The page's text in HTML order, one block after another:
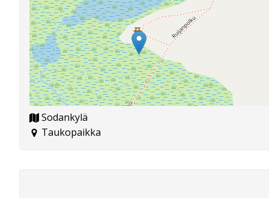
Sodankylä
Taukopaikka